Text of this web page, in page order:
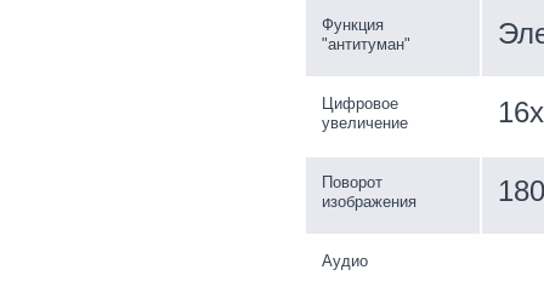
Функция
"антитуман"
Цифровое
увеличение
16x
Поворот
изображения
Аудио